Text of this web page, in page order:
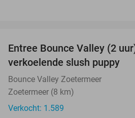
Entree Bounce Valley (2
verkoelende slush puppy
Bounce Valley Zoetermeer
Zoetermeer (8 km)
Verkocht: 1.589